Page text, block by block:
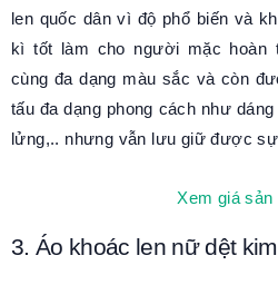
len quốc dân vì độ phổ biến và
kì tốt làm cho người mặc hoàn
cùng đa dạng màu sắc và còn
tấu đa dạng phong cách như
lửng,.. nhưng vẫn lưu giữ được
Xem giá sản
3. Áo khoác len nữ dệt kim